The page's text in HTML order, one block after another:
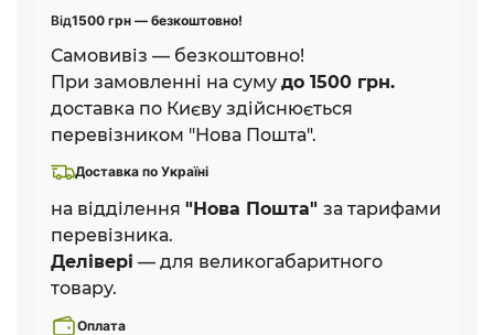
Від1500 грн — безкоштовно!
Самовивіз — безкоштовно!
При замовленні на суму до 1500 грн.
доставка по Києву здійснюється
перевізником "Нова Пошта".
Доставка по Україні
на відділення "Нова Пошта" за тарифами
перевізника.
Делівері — для великогабаритного
товару.
Оплата